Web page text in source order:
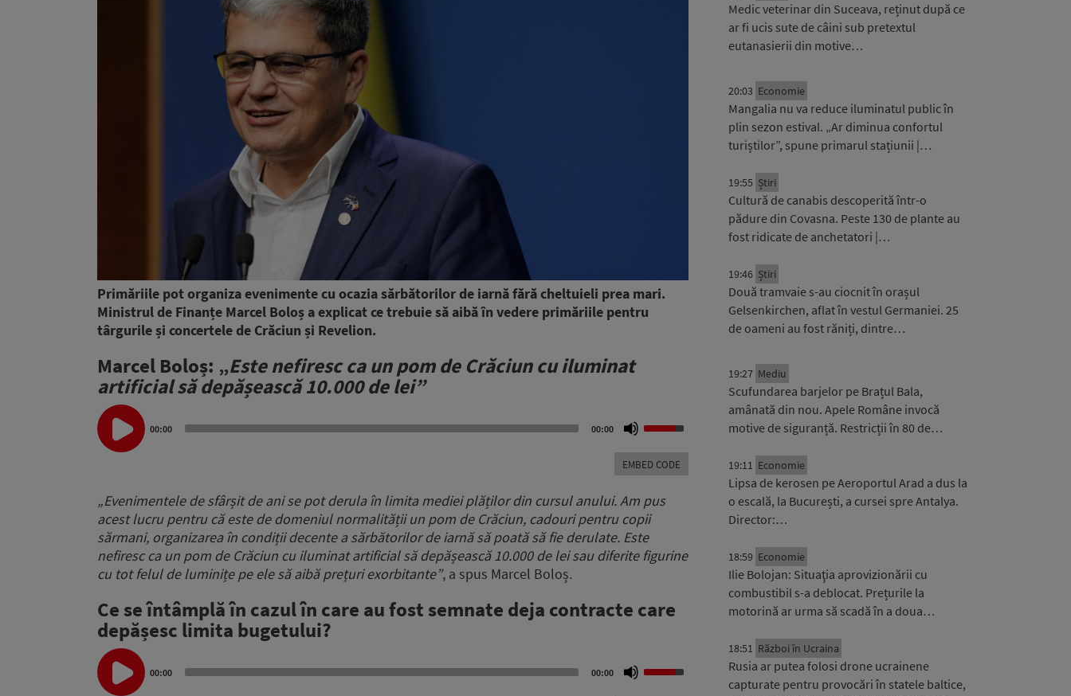
Primăriile pot organiza evenimente cu ocazia sărbătorilor de iarnă fără cheltuieli prea mari.
Ministrul de Finanțe Marcel Boloș a explicat ce trebuie să aibă în vedere primăriile pentru
târgurile și concertele de Crăciun și Revelion.
Marcel Boloș: „Este nefiresc ca un pom de Crăciun cu iluminat
artificial să depășească 10.000 de lei”
Audio
Player
00:00 00:00
Up/Down
keys
increase
or
decrease
volume.
EMBED CODE
„Evenimentele de sfârșit de ani se pot derula în limita mediei plăților din cursul anului. Am pus
acest lucru pentru că este de domeniul normalității un pom de Crăciun, cadouri pentru copii
sărmani, organizarea în condiții decente a sărbătorilor de iarnă să poată să fie derulate. Este
nefiresc ca un pom de Crăciun cu iluminat artificial să depășească 10.000 de lei sau diferite figurine
cu tot felul de luminițe pe ele să aibă prețuri exorbitante”, a spus Marcel Boloș.
Ce se întâmplă în cazul în care au fost semnate deja contracte care
depășesc limita bugetului?
Audio
Player
00:00 00:00
Up/Down
Medic veterinar din Suceava, reținut după ce
ar fi ucis sute de câini sub pretextul
eutanasierii din motive…
20:03 Economie
Mangalia nu va reduce iluminatul public în
plin sezon estival. „Ar diminua confortul
turiștilor”, spune primarul stațiunii |…
19:55 Știri
Cultură de canabis descoperită într-o
pădure din Covasna. Peste 130 de plante au
fost ridicate de anchetatori |…
19:46 Știri
Două tramvaie s-au ciocnit în orașul
Gelsenkirchen, aflat în vestul Germaniei. 25
de oameni au fost răniți, dintre…
19:27 Mediu
Scufundarea barjelor pe Brațul Bala,
amânată din nou. Apele Române invocă
motive de siguranță. Restricții în 80 de…
19:11 Economie
Lipsa de kerosen pe Aeroportul Arad a dus la
o escală, la București, a cursei spre Antalya.
Director:…
18:59 Economie
Ilie Bolojan: Situaţia aprovizionării cu
combustibil s-a deblocat. Prețurile la
motorină ar urma să scadă în a doua…
18:51 Război în Ucraina
Rusia ar putea folosi drone ucrainene
capturate pentru provocări în statele baltice,